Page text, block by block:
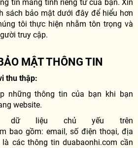
tin mang tính riêng tư của bạn. Xin
sách bảo mật dưới đây để hiểu hơn
tôi thực hiện nhằm tôn trọng và
truy cập.
MẬT THÔNG TIN
thu thập:
những thông tin của bạn khi bạn
website.
dữ liệu chủ yếu trên
bao gồm: email, số điện thoại, địa
các thông tin duabaonhi.com cần